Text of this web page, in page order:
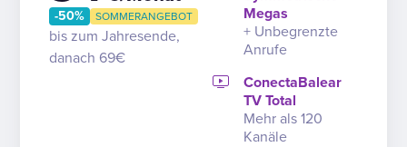
-50% SOMMERANGEBOT
bis zum Jahresende,
danach 69€
Megas
+ Unbegrenzte
Anrufe
ConectaBalear
TV Total
Mehr als 120
Kanäle